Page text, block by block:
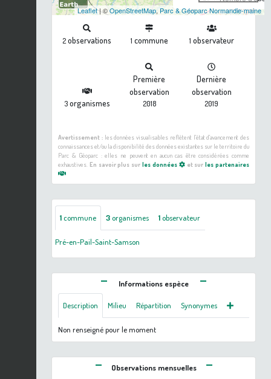
Leaflet| ©OpenStreetMap, Parc & Géoparc Normandie-maine
2observations 1 commune 1 observateur
3organismes
Première
observation
2018
Dernière
observation
2019
Avertissement :les données visualisables reflètent l'état d'avancement des
connaissances et/ou la disponibilité des données existantes sur le territoire du
Parc & Géoparc : elles ne peuvent en aucun cas être considérées comme
exhaustives. En savoir plus sur les données et surles partenaires
1commune 3organismes 1observateur
Pré-en-Pail-Saint-Samson
Informations espèce
Description Milieu Répartition Synonymes
Non renseigné pour le moment
Observations mensuelles